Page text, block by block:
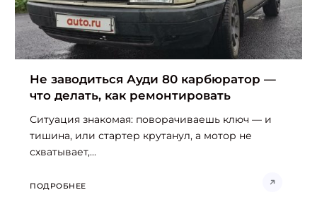
Не заводиться Ауди 80 карбюратор —
что делать, как ремонтировать
Ситуация знакомая: поворачиваешь ключ — и
тишина, или стартер крутанул, а мотор не
схватывает,...
ПОДРОБНЕЕ